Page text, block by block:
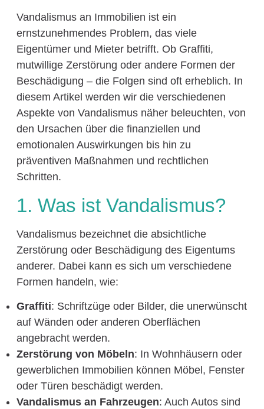
Vandalismus an Immobilien ist ein
ernstzunehmendes Problem, das viele
Eigentümer und Mieter betrifft. Ob Graffiti,
mutwillige Zerstörung oder andere Formen der
Beschädigung – die Folgen sind oft erheblich. In
diesem Artikel werden wir die verschiedenen
Aspekte von Vandalismus näher beleuchten, von
den Ursachen über die finanziellen und
emotionalen Auswirkungen bis hin zu
präventiven Maßnahmen und rechtlichen
Schritten.
1. Was ist Vandalismus?
Vandalismus bezeichnet die absichtliche
Zerstörung oder Beschädigung des Eigentums
anderer. Dabei kann es sich um verschiedene
Formen handeln, wie:
Graffiti: Schriftzüge oder Bilder, die unerwünscht
auf Wänden oder anderen Oberflächen
angebracht werden.
Zerstörung von Möbeln: In Wohnhäusern oder
gewerblichen Immobilien können Möbel, Fenster
oder Türen beschädigt werden.
Vandalismus an Fahrzeugen: Auch Autos sind